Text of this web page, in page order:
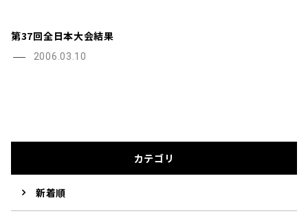
第37回全日本大会結果
2006.03.10
カテゴリ
新着順